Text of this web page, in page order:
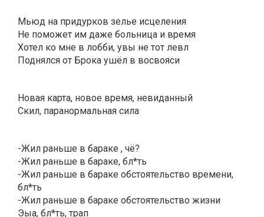
Мьюд на придурков зелье исцеления
Не поможет им даже больница и время
Хотел ко мне в лобби, увы не тот левл
Поднялся от Брока ушëл в восвояси
Новая карта, новое время, невиданный
Скил, паранормальная сила
-Жил раньше в бараке , чë?
-Жил раньше в бараке, бл*ть
-Жил раньше в бараке обстоятельство времени,
бл*ть
-Жил раньше в бараке обстоятельство жизни
Эыа, бл*ть, трап